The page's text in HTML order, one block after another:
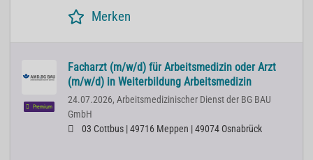
Merken
Premium
Facharzt (m/w/d) für Arbeitsmedizin oder Arzt
(m/w/d) in Weiterbildung Arbeitsmedizin
24.07.2026, Arbeitsmedizinischer Dienst der BG BAU
GmbH
03 Cottbus | 49716 Meppen | 49074 Osnabrück